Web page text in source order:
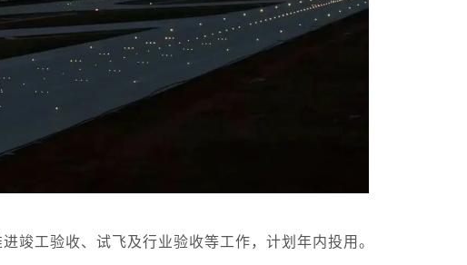
竣工验收、试飞及行业验收等工作，计划年内投用。